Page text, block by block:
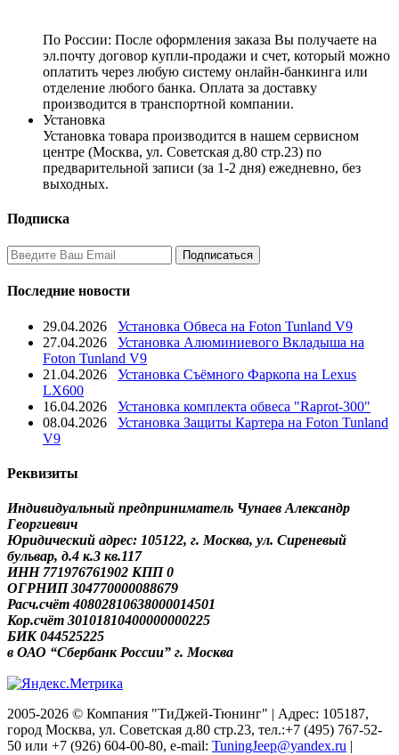
По России: После оформления заказа Вы получаете на
эл.почту договор купли-продажи и счет, который можно
оплатить через любую систему онлайн-банкинга или
отделение любого банка. Оплата за доставку
производится в транспортной компании.
Установка
Установка товара производится в нашем сервисном
центре (Москва, ул. Советская д.80 стр.23) по
предварительной записи (за 1-2 дня) ежедневно, без
выходных.
Подписка
Последние новости
29.04.2026
Установка Обвеса на Foton Tunland V9
27.04.2026
Установка Алюминиевого Вкладыша на
Foton Tunland V9
21.04.2026
Установка Съёмного Фаркопа на Lexus
LX600
16.04.2026
Установка комплекта обвеса "Raprot-300"
08.04.2026
Установка Защиты Картера на Foton Tunland
V9
Реквизиты
Индивидуальный предприниматель Чунаев Александр
Георгиевич
Юридический адрес: 105122, г. Москва, ул. Сиреневый
бульвар, д.4 к.3 кв.117
ИНН 771976761902 КПП 0
ОГРНИП 304770000088679
Расч.счёт 40802810638000014501
Кор.счёт 30101810400000000225
БИК 044525225
в ОАО “Сбербанк России” г. Москва
2005-2026 © Компания "ТиДжей-Тюнинг" | Адрес: 105187,
город Москва, ул. Советская д.80 стр.23, тел.:+7 (495) 767-52-
50 или +7 (926) 604-00-80, e-mail: TuningJeep@yandex.ru |